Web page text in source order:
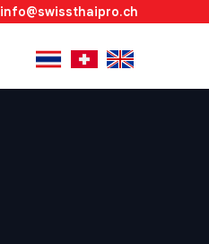
info@swissthaipro.ch